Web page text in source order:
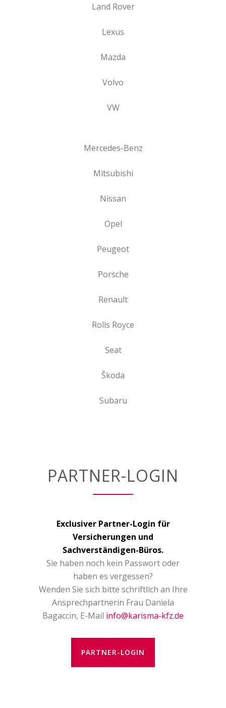
Land Rover
Lexus
Mazda
Volvo
VW
Mercedes-Benz
Mitsubishi
Nissan
Opel
Peugeot
Porsche
Renault
Rolls Royce
Seat
Škoda
Subaru
PARTNER-LOGIN
Exclusiver Partner-Login für
Versicherungen und
Sachverständigen-Büros.
Sie haben noch kein Passwort oder
haben es vergessen?
Wenden Sie sich bitte schriftlich an Ihre
Ansprechpartnerin Frau Daniela
Bagaccin, E-Mail info@karisma-kfz.de
PARTNER-LOGIN